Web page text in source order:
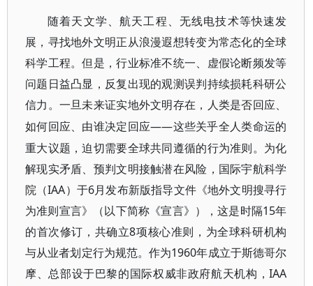
随着天文学、航天工程、无线电技术等快速发
展，寻找地外文明正从浪漫遐想转变为常态化的全球
科学工程。但是，行业标准不统一、虚假论断频发等
问题日益凸显，反复出现的观测误判持续损耗科研公
信力。一旦未来证实地外文明存在，人类是否回应、
如何回应、由谁决定回应——这些关乎全人类命运的
重大议题，迫切需要全球共同遵循的行为准则。为化
解现实矛盾、预判文明接触潜在风险，国际宇航科学
院（IAA）于6月发布新版指导文件《地外文明搜寻行
为准则宣言》（以下简称《宣言》），这是时隔15年
的首次修订，共确立8项核心准则，为全球科研机构
与从业者划定行为规范。作为1960年成立于斯德哥尔
摩、总部设于巴黎的国际权威非政府航天机构，IAA